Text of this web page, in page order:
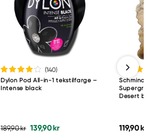
(140)
Dylon Pod All-in-1 tekstilfarge –
Intense black
189,90 kr 139,90 kr
Schmincke
Desert brown
119,90 kr